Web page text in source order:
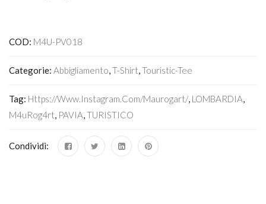
COD: M4U-PV018
Categorie: Abbigliamento,T-Shirt,Touristic-Tee
Tag: Https://www.instagram.com/maurogart/, LOMBARDIA,
M4uRog4rt, PAVIA,TURISTICO
Condividi: